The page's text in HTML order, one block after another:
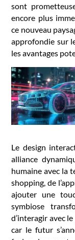
sont
encore plus
ce nouveau
approfondie sur
les avantages
Le design
alliance
humaine avec la
shopping, de
ajouter une
symbiose
d’interagir avec
car le futur